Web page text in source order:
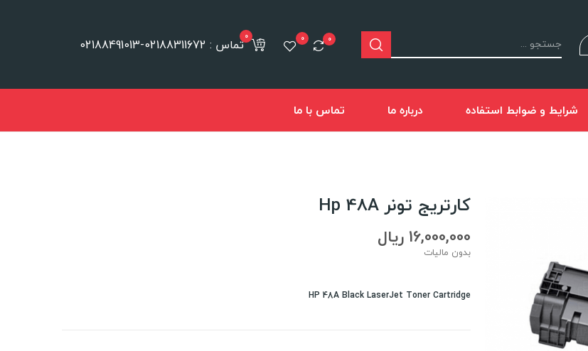
0
0 تماس : 02188311672-021884910130
شرایط و ضوابط استفاده درباره ما تماس با ما
کارتریج تونر Hp 48A
16,000,000 ریال
بدون مالیات
HP 48A Black LaserJet Toner Cartridge